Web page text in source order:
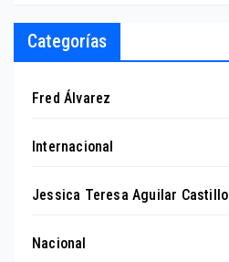
Categorías
Fred Álvarez
Internacional
Jessica Teresa Aguilar Castillo
Nacional